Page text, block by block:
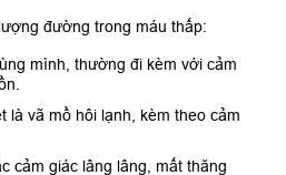
đường trong máu thấp:
mình, thường đi kèm với cảm
là vã mồ hôi lạnh, kèm theo cảm
cảm giác lâng lâng, mất thăng